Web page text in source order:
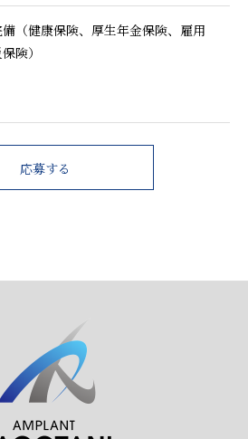
（健康保険、厚生年金保険、雇用
険）
応募する